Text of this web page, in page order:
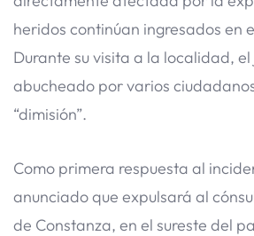
heridos continúan ingresados en
Durante su visita a la localidad,
abucheado por varios
“dimisión”.
Como primera respuesta al
anunciado que expulsará al
de Constanza, en el sureste del